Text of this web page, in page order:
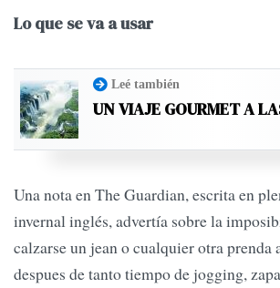
Lo que se va a usar
Leé también
UN VIAJE GOURMET A
Una nota en The Guardian, escrita en
invernal inglés, advertía sobre la
calzarse un jean o cualquier otra prenda
despues de tanto tiempo de jogging,